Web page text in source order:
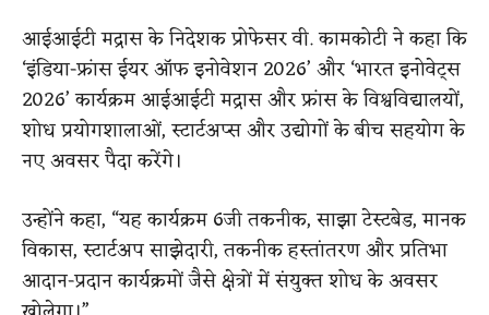
आईआईटी मद्रास के निदेशक प्रोफेसर वी. कामकोटी ने कहा कि
‘इंडिया-फ्रांस ईयर ऑफ इनोवेशन 2026’ और ‘भारत इनोवेट्स
2026’ कार्यक्रम आईआईटी मद्रास और फ्रांस के विश्वविद्यालयों,
शोध प्रयोगशालाओं, स्टार्टअप्स और उद्योगों के बीच सहयोग के
नए अवसर पैदा करेंगे।
उन्होंने कहा, “यह कार्यक्रम 6जी तकनीक, साझा टेस्टबेड, मानक
विकास, स्टार्टअप साझेदारी, तकनीक हस्तांतरण और प्रतिभा
आदान-प्रदान कार्यक्रमों जैसे क्षेत्रों में संयुक्त शोध के अवसर